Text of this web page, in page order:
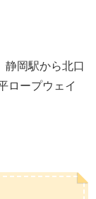
静岡駅から北口
ロープウェイ